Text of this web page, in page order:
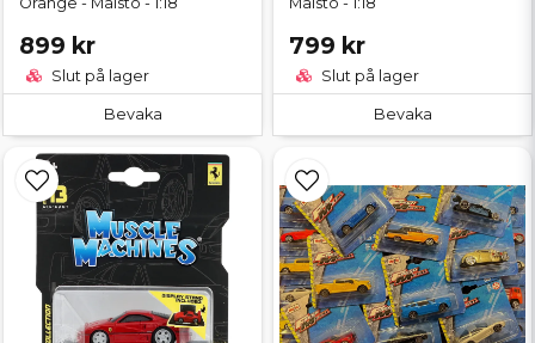
899 kr
Slut på lager
Bevaka
799 kr
Slut på lager
Bevaka